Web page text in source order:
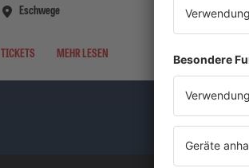
Eschwege
TICKETS MEHR LESEN